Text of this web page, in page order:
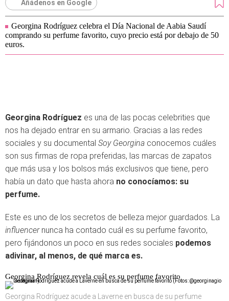
Añádenos en Google
Georgina Rodríguez celebra el Día Nacional de Aabia Saudí
comprando su perfume favorito, cuyo precio está por debajo de 50
euros.
Georgina Rodríguez es una de las pocas celebrities que
nos ha dejado entrar en su armario. Gracias a las redes
sociales y su documental Soy Georgina conocemos cuáles
son sus firmas de ropa preferidas, las marcas de zapatos
que más usa y los bolsos más exclusivos que tiene, pero
había un dato que hasta ahora no conocíamos: su
perfume.
Este es uno de los secretos de belleza mejor guardados. La
influencer nunca ha contado cuál es su perfume favorito,
pero fijándonos un poco en sus redes sociales podemos
adivinar, al menos, de qué marca es.
Georgina Rodríguez revela cuál es su perfume favorito
Georgina Rodríguez acude a Laverne en busca de su perfume